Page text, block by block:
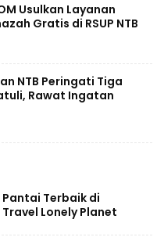
Usulkan Layanan
Gratis di RSUP NTB
NTB Peringati Tiga
Rawat Ingatan
Pantai Terbaik di
Lonely Planet